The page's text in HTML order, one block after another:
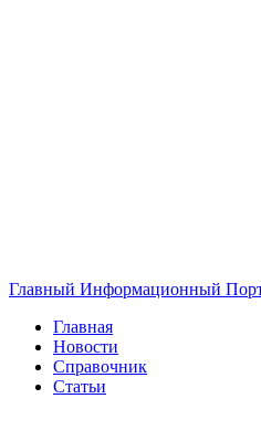
Главный Информационный
Главная
Новости
Справочник
Статьи